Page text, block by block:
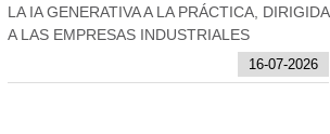
LA IA GENERATIVA A LA PRÁCTICA, DIRIGIDA
A LAS EMPRESAS INDUSTRIALES
16-07-2026